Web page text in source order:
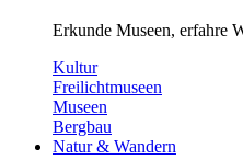
Erkunde Museen, erfahre
Kultur
Freilichtmuseen
Museen
Bergbau
Natur & Wandern